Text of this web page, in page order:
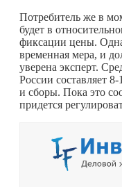
Потребитель же в
будет в
фиксации цены.
временная мера, и
уверена эксперт.
России составляет
и сборы. Пока это
придется